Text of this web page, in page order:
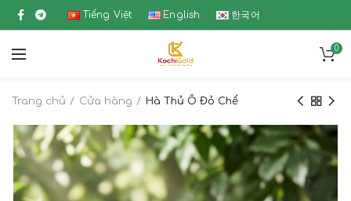
Tiếng Việt English 한국어
0
Trang chủ Cửa hàng Hà Thủ Ô Đỏ Chế